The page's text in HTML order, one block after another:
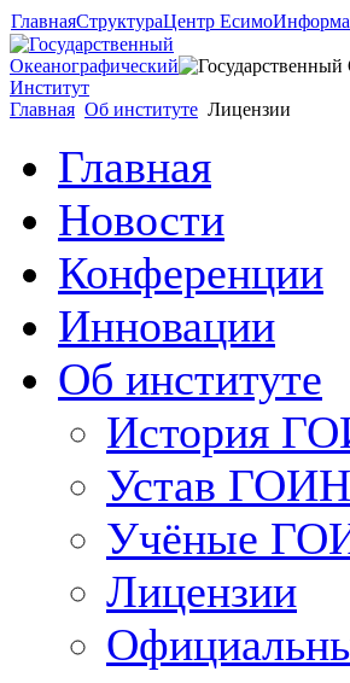
ГлавнаяСтруктураЦентр Есимо
Главная Об институте Лицензии
Главная
Новости
Конференции
Инновации
Об институте
История
Устав
Учёные
Лицензии